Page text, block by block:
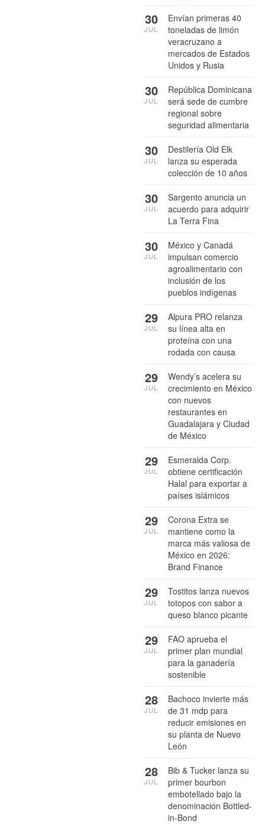
Envían primeras 40
toneladas de limón
veracruzano a
mercados de Estados
Unidos y Rusia
30
JUL
República Dominicana
será sede de cumbre
regional sobre
seguridad alimentaria
30
JUL
Destilería Old Elk
lanza su esperada
colección de 10 años
30
JUL
Sargento anuncia un
acuerdo para adquirir
La Terra Fina
30
JUL
México y Canadá
impulsan comercio
agroalimentario con
inclusión de los
pueblos indígenas
30
JUL
Alpura PRO relanza
su línea alta en
proteína con una
rodada con causa
29
JUL
Wendy’s acelera su
crecimiento en México
con nuevos
restaurantes en
Guadalajara y Ciudad
de México
29
JUL
Esmeralda Corp.
obtiene certificación
Halal para exportar a
países islámicos
29
JUL
Corona Extra se
mantiene como la
marca más valiosa de
México en 2026:
Brand Finance
29
JUL
Tostitos lanza nuevos
totopos con sabor a
queso blanco picante
29
JUL
FAO aprueba el
primer plan mundial
para la ganadería
sostenible
29
JUL
Bachoco invierte más
de 31 mdp para
reducir emisiones en
su planta de Nuevo
León
28
JUL
Bib & Tucker lanza su
primer bourbon
embotellado bajo la
denominación Bottled-
in-Bond
28
JUL